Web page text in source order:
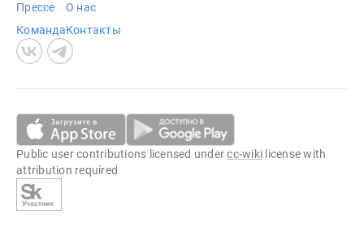
Прессе
Команда
О нас
Контакты
Public user contributions licensed undercc-wiki license with
attribution required